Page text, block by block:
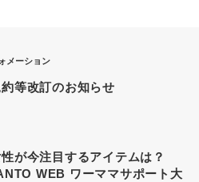
メーション
等改訂のお知らせ
が今注目するアイテムは？
WEB ワーママサポート大